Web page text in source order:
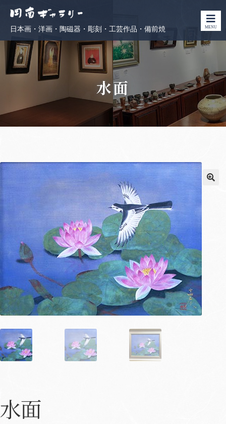
日本画・洋画・陶磁器・彫刻・工芸作品・備前焼 MENU
水面
水面